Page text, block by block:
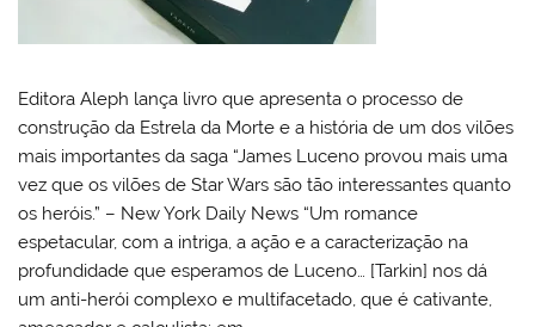
Editora Aleph lança livro que apresenta o processo de
construção da Estrela da Morte e a história de um dos vilões
mais importantes da saga “James Luceno provou mais uma
vez que os vilões de Star Wars são tão interessantes quanto
os heróis.” – New York Daily News “Um romance
espetacular, com a intriga, a ação e a caracterização na
profundidade que esperamos de Luceno… [Tarkin] nos dá
um anti-herói complexo e multifacetado, que é cativante,